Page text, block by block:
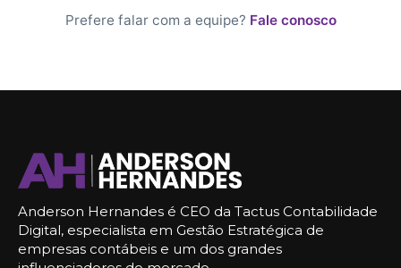
Prefere falar com a equipe? Fale conosco
Anderson Hernandes é CEO da Tactus Contabilidade
Digital, especialista em Gestão Estratégica de
empresas contábeis e um dos grandes